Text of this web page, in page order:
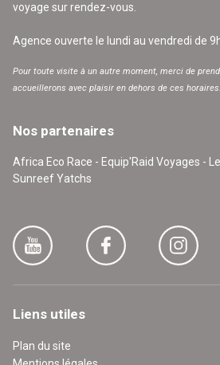
voyage sur rendez-vous.
Agence ouverte le lundi au vendredi de
Pour toute visite à un autre moment, merci de
accueillerons avec plaisir en dehors de ces horaires.
Nos partenaires
Africa Eco Race - Equip'Raid Voyages -
Sunreef Yatchs
Liens utiles
Plan du site